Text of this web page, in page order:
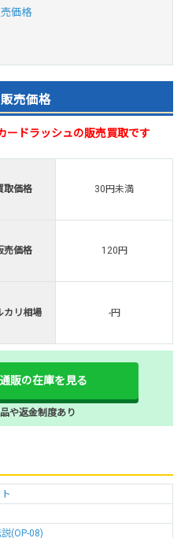
価格
売価格
ードラッシュの販売買取です
取価格 30円未満
売価格 120円
カリ相場 -円
販の在庫を見る
や返金制度あり
(OP-08)